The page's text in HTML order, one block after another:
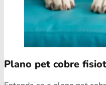
Plano pet cobre